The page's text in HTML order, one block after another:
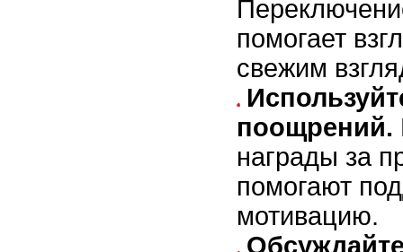
помогает
свежим
поощрений.
награды за
помогают
мотивацию.